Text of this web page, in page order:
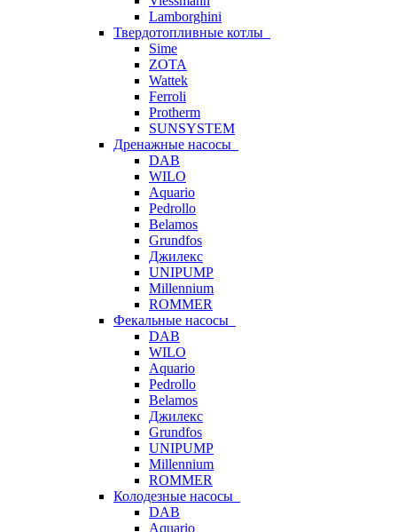
Lamborghini
Твердотопливные котлы
Sime
ZOTA
Wattek
Ferroli
Protherm
SUNSYSTEM
Дренажные насосы
DAB
WILO
Aquario
Pedrollo
Belamos
Grundfos
Джилекс
UNIPUMP
Millennium
ROMMER
Фекальные насосы
DAB
WILO
Aquario
Pedrollo
Belamos
Джилекс
Grundfos
UNIPUMP
Millennium
ROMMER
Колодезные насосы
DAB
Aquario